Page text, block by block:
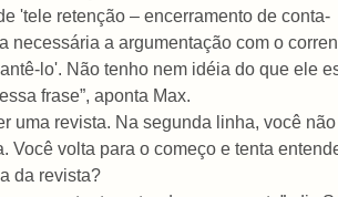
'tele retenção – encerramento de conta-
necessária a argumentação com o
lo'. Não tenho nem idéia do que ele
frase”, aponta Max.
uma revista. Na segunda linha, você
Você volta para o começo e tenta
da revista?